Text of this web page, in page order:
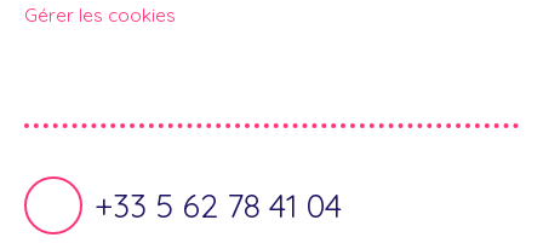
Gérer les cookies
+33 5 62 78 41 04